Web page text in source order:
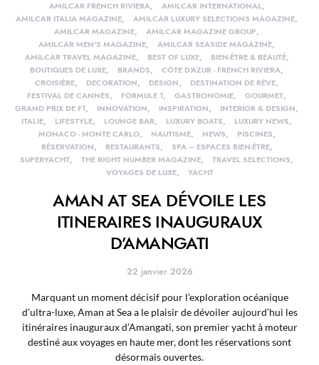
AMILCAR FRENCH RIVIERA
AMILCAR INTERNATIONAL
AMILCAR ITALIA MAGAZINE
AMILCAR LUXURY SELECTIONS MAGAZINE
AMILCAR MAGAZINE
AMILCAR MAGAZINE GROUP
AMILCAR MEN'S MAGAZINE
AMILCAR SEASIDE MAGAZINE
AMILCAR TRAVEL MAGAZINE
BEST OF LUXE
BIEN-ÊTRE & BEAUTÉ
BOUTIQUES DE LUXE
BRANDS
CÔTE D'AZUR - FRENCH RIVIERA
CROISIÈRE
DECORATION DESIGN
DESTINATION DE RÊVE
FESTIVAL DE CANNES
FORMULE 1 GASTRONOMIE
GOURMET
GRAND PRIX DE F1
INNOVATION INSPIRATION
INTERIOR & DESIGN
ITALIE
LIFESTYLE LOUNGE BAR LUXURY BOATS
LUXURY NEWS
MONACO - MONTE CARLO
NAUTISME NEWS
PISCINES
RÉSERVATION
RESTAURANTS
SPA – ESPACES BIEN-ÊTRE
SUPERYACHT
THE RIGHT NUMBER MAGAZINE
TRAVEL SELECTIONS
VOYAGES DE LUXE
YACHT
AMAN AT SEA DÉVOILE LES
ITINERAIRES INAUGURAUX
D’AMANGATI
22 janvier 2026
Marquant un moment décisif pour l’exploration océanique
d’ultra-luxe, Aman at Sea a le plaisir de dévoiler aujourd’hui les
itinéraires inauguraux d’Amangati, son premier yacht à moteur
destiné aux voyages en haute mer, dont les réservations sont
désormais ouvertes.